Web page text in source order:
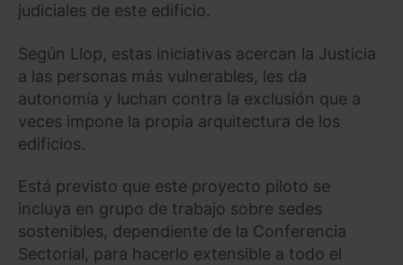
judiciales de este edificio.
Según Llop, estas iniciativas acercan la Justicia
a las personas más vulnerables, les da
autonomía y luchan contra la exclusión que a
veces impone la propia arquitectura de los
edificios.
Está previsto que este proyecto piloto se
incluya en grupo de trabajo sobre sedes
sostenibles, dependiente de la Conferencia
Sectorial, para hacerlo extensible a todo el